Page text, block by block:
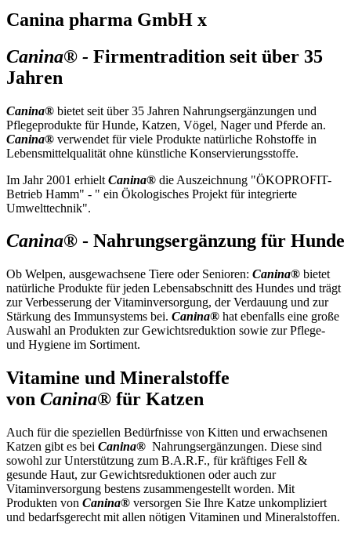
Canina pharma GmbH x
Canina® - Firmentradition seit über 35
Jahren
Canina® bietet seit über 35 Jahren Nahrungsergänzungen und
Pflegeprodukte für Hunde, Katzen, Vögel, Nager und Pferde an.
Canina® verwendet für viele Produkte natürliche Rohstoffe in
Lebensmittelqualität ohne künstliche Konservierungsstoffe.
Im Jahr 2001 erhielt Canina® die Auszeichnung "ÖKOPROFIT-
Betrieb Hamm" - " ein Ökologisches Projekt für integrierte
Umwelttechnik".
Canina® - Nahrungsergänzung für Hunde
Ob Welpen, ausgewachsene Tiere oder Senioren: Canina® bietet
natürliche Produkte für jeden Lebensabschnitt des Hundes und trägt
zur Verbesserung der Vitaminversorgung, der Verdauung und zur
Stärkung des Immunsystems bei. Canina® hat ebenfalls eine große
Auswahl an Produkten zur Gewichtsreduktion sowie zur Pflege-
und Hygiene im Sortiment.
Vitamine und Mineralstoffe
von Canina® für Katzen
Auch für die speziellen Bedürfnisse von Kitten und erwachsenen
Katzen gibt es bei Canina® Nahrungsergänzungen. Diese sind
sowohl zur Unterstützung zum B.A.R.F., für kräftiges Fell &
gesunde Haut, zur Gewichtsreduktionen oder auch zur
Vitaminversorgung bestens zusammengestellt worden. Mit
Produkten von Canina® versorgen Sie Ihre Katze unkompliziert
und bedarfsgerecht mit allen nötigen Vitaminen und Mineralstoffen.